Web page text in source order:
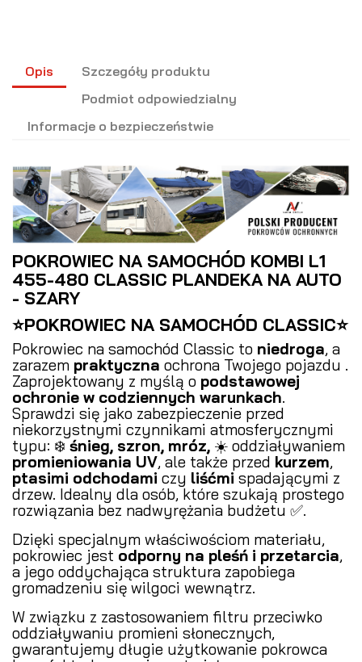
Opis
Szczegóły produktu
Podmiot odpowiedzialny
Informacje o bezpieczeństwie
POKROWIEC NA SAMOCHÓD KOMBI L1
455-480 CLASSIC PLANDEKA NA AUTO
- SZARY
⭐POKROWIEC NA SAMOCHÓD CLASSIC⭐
Pokrowiec na samochód Classic to niedroga, a
zarazem praktyczna ochrona Twojego pojazdu .
Zaprojektowany z myślą o podstawowej
ochronie w codziennych warunkach.
Sprawdzi się jako zabezpieczenie przed
niekorzystnymi czynnikami atmosferycznymi
typu: ❄️ śnieg, szron, mróz, ☀️ oddziaływaniem
promieniowania UV, ale także przed kurzem,
ptasimi odchodami czy liśćmi spadającymi z
drzew. Idealny dla osób, które szukają prostego
rozwiązania bez nadwyrężania budżetu ✅.
Dzięki specjalnym właściwościom materiału,
pokrowiec jest odporny na pleśń i przetarcia,
a jego oddychająca struktura zapobiega
gromadzeniu się wilgoci wewnątrz.
W związku z zastosowaniem filtru przeciwko
oddziaływaniu promieni słonecznych,
gwarantujemy długie użytkowanie pokrowca